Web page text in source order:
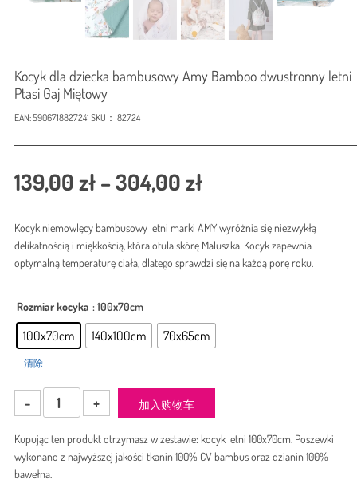
Kocyk dla dziecka bambusowy Amy Bamboo dwustronny letni
Ptasi Gaj Miętowy
EAN:5906718827241 SKU： 82724
139,00zł–304,00zł价
范
围：
至
304,00 zł
Kocyk niemowlęcy bambusowy letni marki AMY wyróżnia się niezwykłą
delikatnością i miękkością, która otula skórę Maluszka. Kocyk zapewnia
optymalną temperaturę ciała, dlatego sprawdzi się na każdą porę roku.
Rozmiar kocyka : 100x70cm
100x70cm 140x100cm 70x65cm
清除
Kocyk
bambusowy
Amy
Bamboo
加入购物车
Kupując ten produkt otrzymasz w zestawie: kocyk letni 100x70cm. Poszewki
wykonano z najwyższej jakości tkanin 100% CV bambus oraz dzianin 100%
bawełna.